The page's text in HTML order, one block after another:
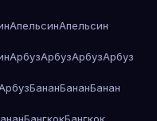
АпельсинАпельсин
АрбузАрбузАрбузАрбуз
БананБананБанан
БангкокБангкок